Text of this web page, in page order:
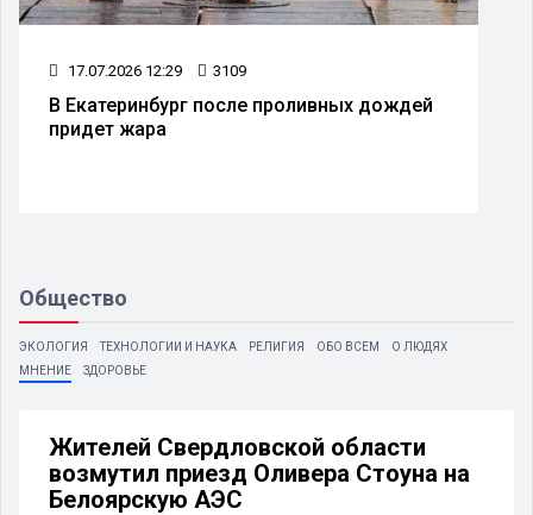
17.07.2026 12:29 3109
В Екатеринбург после проливных дождей
придет жара
Общество
ЭКОЛОГИЯ ТЕХНОЛОГИИ И НАУКА РЕЛИГИЯ ОБО ВСЕМ
О ЛЮДЯХ
МНЕНИЕ
ЗДОРОВЬЕ
Жителей Свердловской области
возмутил приезд Оливера Стоуна на
Белоярскую АЭС